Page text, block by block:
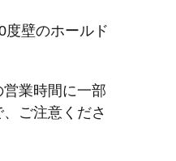
度壁のホールド
業時間に一部
ご注意くださ